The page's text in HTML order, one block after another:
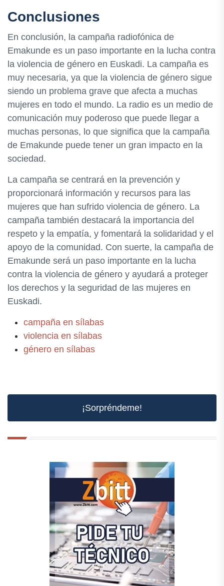
Conclusiones
En conclusión, la campaña radiofónica de
Emakunde es un paso importante en la lucha contra
la violencia de género en Euskadi. La campaña es
muy necesaria, ya que la violencia de género sigue
siendo un problema grave que afecta a muchas
mujeres en todo el mundo. La radio es un medio de
comunicación muy poderoso que puede llegar a
muchas personas, lo que significa que la campaña
de Emakunde puede tener un gran impacto en la
sociedad.
La campaña se centrará en la prevención y
proporcionará información y recursos para las
mujeres que han sufrido violencia de género. La
campaña también destacará la importancia del
respeto y la empatía, y fomentará la solidaridad y el
apoyo de la comunidad. Con suerte, la campaña de
Emakunde será un paso importante en la lucha
contra la violencia de género y ayudará a proteger
los derechos y la seguridad de las mujeres en
Euskadi.
campaña en sílabas
violencia en sílabas
género en sílabas
¡Sorpréndeme!